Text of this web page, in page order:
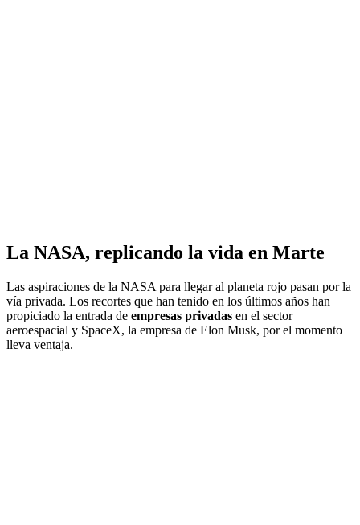
La NASA, replicando la vida en Marte
Las aspiraciones de la NASA para llegar al planeta rojo pasan por la
vía privada. Los recortes que han tenido en los últimos años han
propiciado la entrada de empresas privadas en el sector
aeroespacial y SpaceX, la empresa de Elon Musk, por el momento
lleva ventaja.